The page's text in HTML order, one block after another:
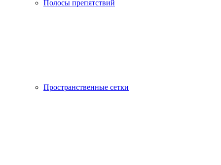
Полосы препятствий
Пространственные сетки